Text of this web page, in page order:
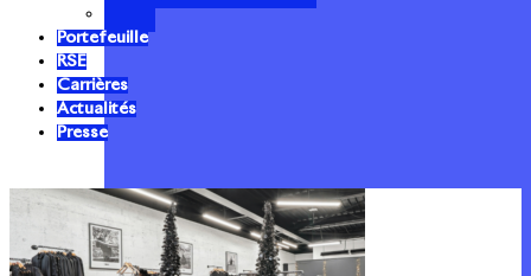
Portefeuille
RSE
Carrières
Actualités
Presse